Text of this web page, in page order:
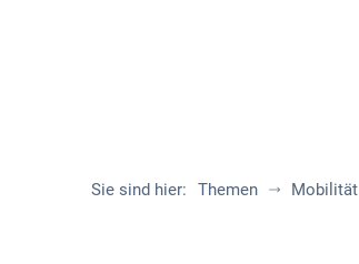
Sie sind hier: Themen Mobilität